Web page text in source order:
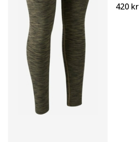
420 kr